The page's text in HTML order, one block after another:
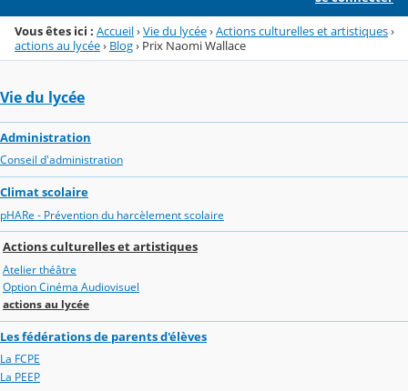
Vous êtes ici : Accueil›Vie du lycée›Actions culturelles et artistiques›
actions au lycée› Blog› Prix Naomi Wallace
Vie du lycée
Administration
Conseil d'administration
Climat scolaire
pHARe - Prévention du harcèlement scolaire
Actions culturelles et artistiques
Atelier théâtre
Option Cinéma Audiovisuel
actions au lycée
Les fédérations de parents d'élèves
La FCPE
La PEEP